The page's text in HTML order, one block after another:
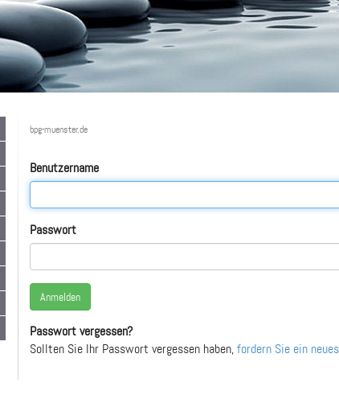
bpg-muenster.de
Benutzername
Passwort
Passwort vergessen?
Sollten Sie Ihr Passwort vergessen haben,fordern Sie ein